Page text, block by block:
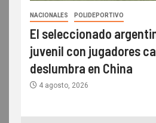
NACIONALES POLIDEPORTIVO
El seleccionado
juvenil con jugadores
deslumbra en China
4 agosto, 2026